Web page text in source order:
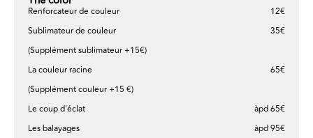
Renforcateur de couleur
12€
Sublimateur de couleur
35€
(Supplément sublimateur +15€)
La couleur racine
65€
(Supplément couleur +15 €)
Le coup d'éclat
àpd 65€
Les balayages
àpd 95€